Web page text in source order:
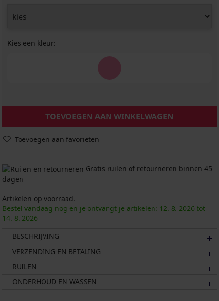
Kies een kleur:
TOEVOEGEN AAN WINKELWAGEN
Toevoegen aan favorieten
Gratis ruilen of retourneren binnen 45
dagen
Artikelen op voorraad.
Bestel vandaag nog en je ontvangt je artikelen: 12. 8. 2026 tot
14. 8. 2026
BESCHRIJVING
VERZENDING EN BETALING
RUILEN
ONDERHOUD EN WASSEN